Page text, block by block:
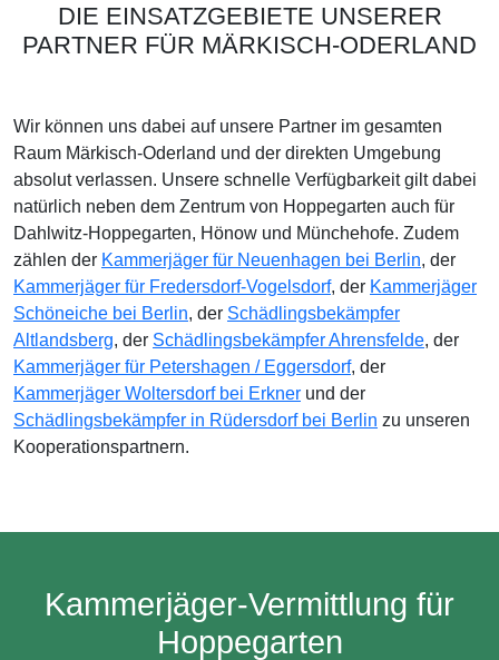
DIE EINSATZGEBIETE UNSERER
PARTNER FÜR MÄRKISCH-ODERLAND
Wir können uns dabei auf unsere Partner im gesamten
Raum Märkisch-Oderland und der direkten Umgebung
absolut verlassen. Unsere schnelle Verfügbarkeit gilt dabei
natürlich neben dem Zentrum von Hoppegarten auch für
Dahlwitz-Hoppegarten, Hönow und Münchehofe. Zudem
zählen der Kammerjäger für Neuenhagen bei Berlin, der
Kammerjäger für Fredersdorf-Vogelsdorf, der Kammerjäger
Schöneiche bei Berlin, der Schädlingsbekämpfer
Altlandsberg, der Schädlingsbekämpfer Ahrensfelde, der
Kammerjäger für Petershagen / Eggersdorf, der
Kammerjäger Woltersdorf bei Erkner und der
Schädlingsbekämpfer in Rüdersdorf bei Berlin zu unseren
Kooperationspartnern.
Kammerjäger-Vermittlung für
Hoppegarten